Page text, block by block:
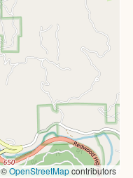
©OpenStreetMapcontributors